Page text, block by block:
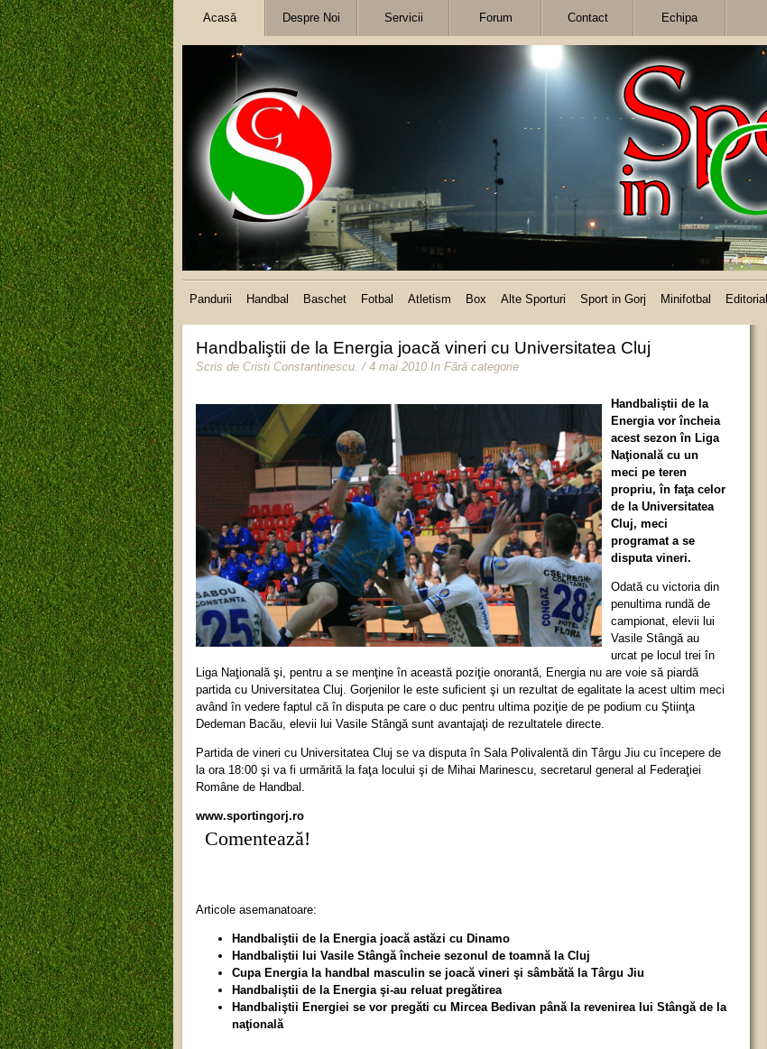
Acasă Despre Noi Servicii Forum Contact Echipa
Pandurii Handbal Baschet Fotbal Atletism Box Alte Sporturi Sport in Gorj Minifotbal Editorial
Handbaliştii de la Energia joacă vineri cu Universitatea Cluj
Scris de Cristi Constantinescu. / 4 mai 2010 In Fără categorie
Handbaliştii de la
Energia vor încheia
acest sezon în Liga
Naţională cu un
meci pe teren
propriu, în faţa celor
de la Universitatea
Cluj, meci
programat a se
disputa vineri.
Odată cu victoria din
penultima rundă de
campionat, elevii lui
Vasile Stângă au
urcat pe locul trei în
Liga Naţională şi, pentru a se menţine în această poziţie onorantă, Energia nu are voie să piardă
partida cu Universitatea Cluj. Gorjenilor le este suficient şi un rezultat de egalitate la acest ultim meci
având în vedere faptul că în disputa pe care o duc pentru ultima poziţie de pe podium cu Ştiinţa
Dedeman Bacău, elevii lui Vasile Stângă sunt avantajaţi de rezultatele directe.
Partida de vineri cu Universitatea Cluj se va disputa în Sala Polivalentă din Târgu Jiu cu începere de
la ora 18:00 şi va fi urmărită la faţa locului şi de Mihai Marinescu, secretarul general al Federaţiei
Române de Handbal.
www.sportingorj.ro
Comentează!
Articole asemanatoare:
Handbaliştii de la Energia joacă astăzi cu Dinamo
Handbaliştii lui Vasile Stângă încheie sezonul de toamnă la Cluj
Cupa Energia la handbal masculin se joacă vineri şi sâmbătă la Târgu Jiu
Handbaliştii de la Energia şi-au reluat pregătirea
Handbaliştii Energiei se vor pregăti cu Mircea Bedivan până la revenirea lui Stângă de la
naţională